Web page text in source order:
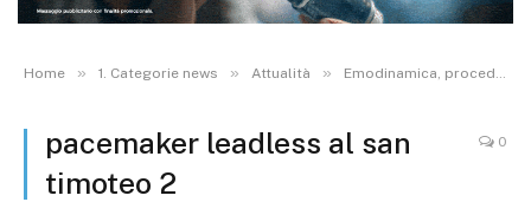
Home » 1. Categorie news » Attualità » Emodinamica, procedura complessa al San Timoteo: impiantato con successo un pacemaker leadless
pacemaker leadless al san
timoteo 2
0